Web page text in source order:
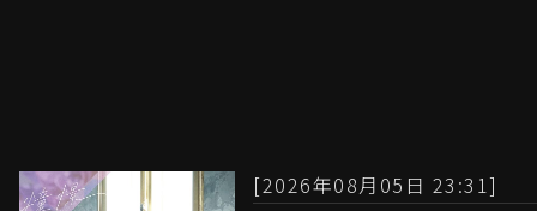
[2026年08月05日 23:31]